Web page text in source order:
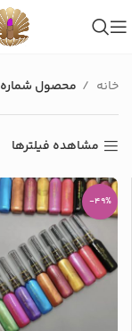
خانه محصول شماره
مشاهده فیلترها
-49%